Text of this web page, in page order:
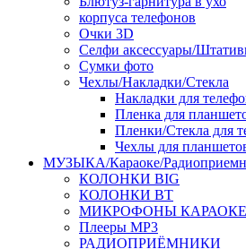
корпуса телефонов
Очки 3D
Селфи аксессуары/
Сумки фото
Чехлы/Накладки/Стекла
Накладки для
Пленка для
Пленки/Стекла для
Чехлы для
МУЗЫКА/Караоке/
КОЛОНКИ BIG
КОЛОНКИ BT
МИКРОФОНЫ КАРАОКЕ
Плееры MP3
РАДИОПРИЁМНИКИ